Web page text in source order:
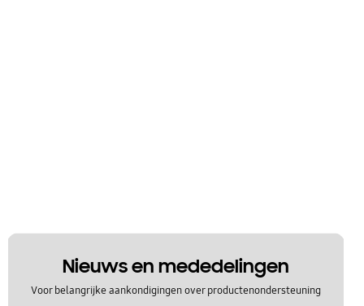
Nieuws en mededelingen
Voor belangrijke aankondigingen over productenondersteuning